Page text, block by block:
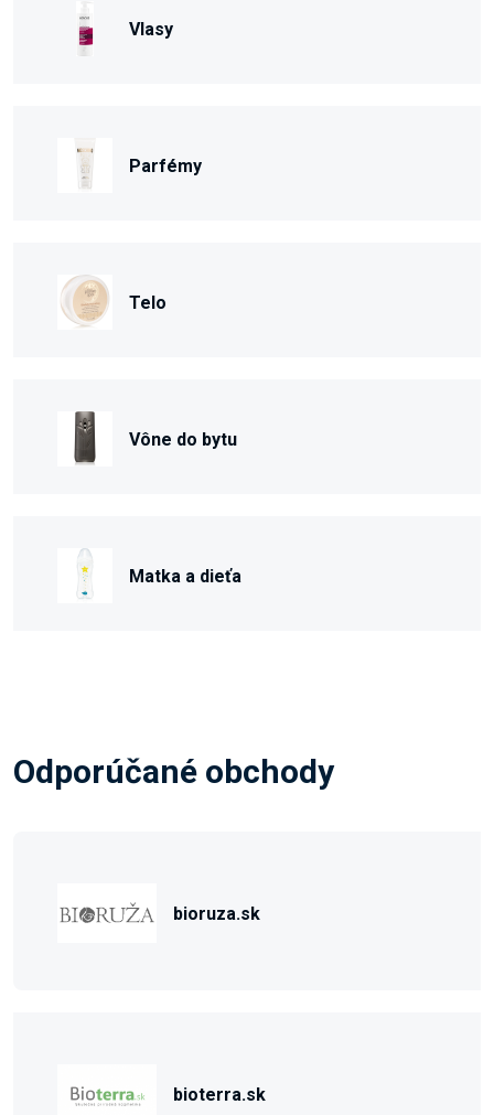
Vlasy
Parfémy
Telo
Vône do bytu
Matka a dieťa
Odporúčané obchody
bioruza.sk
bioterra.sk